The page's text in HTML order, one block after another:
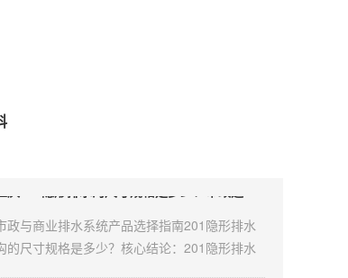
钢排水沟尺寸多样，需根据承重与流量定制；
新菜市场专用盖板具备特定尺寸......
政与商业排水系统产品选择指南201隐形排水
的尺寸规格是多少？核心结论：201隐形排水
的常见标准宽度为100毫米至300毫米，深度在